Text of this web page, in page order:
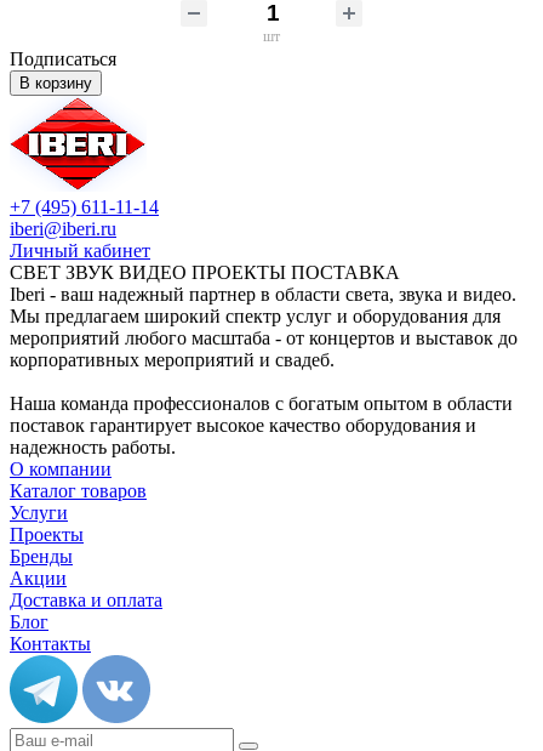
шт
Подписаться
В корзину
+7 (495) 611-11-14
iberi@iberi.ru
Личный кабинет
СВЕТ ЗВУК ВИДЕО ПРОЕКТЫ ПОСТАВКА
Iberi - ваш надежный партнер в области света, звука и видео.
Мы предлагаем широкий спектр услуг и оборудования для
мероприятий любого масштаба - от концертов и выставок до
корпоративных мероприятий и свадеб.
Наша команда профессионалов с богатым опытом в области
поставок гарантирует высокое качество оборудования и
надежность работы.
О компании
Каталог товаров
Услуги
Проекты
Бренды
Акции
Доставка и оплата
Блог
Контакты